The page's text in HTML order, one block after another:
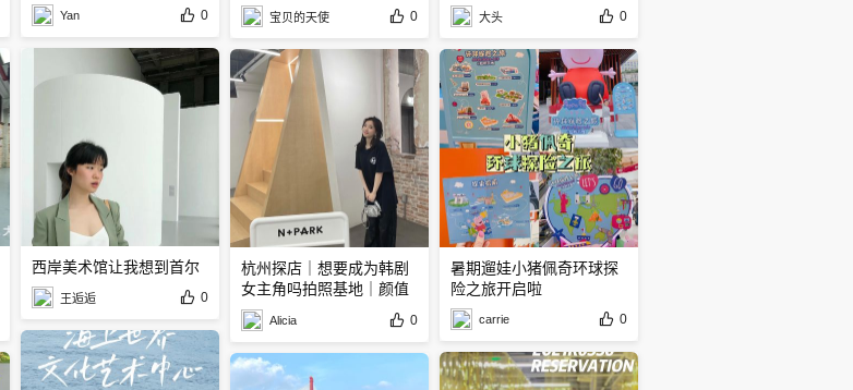
Yan 0
西岸美术馆让我想到首尔
王逅逅 0
少
宝贝的天使 0
杭州探店｜想要成为韩剧
女主角吗拍照基地｜颜值
咖啡店️
Alicia 0
来的
大头 0
暑期遛娃小猪佩奇环球探
险之旅开启啦️
carrie 0